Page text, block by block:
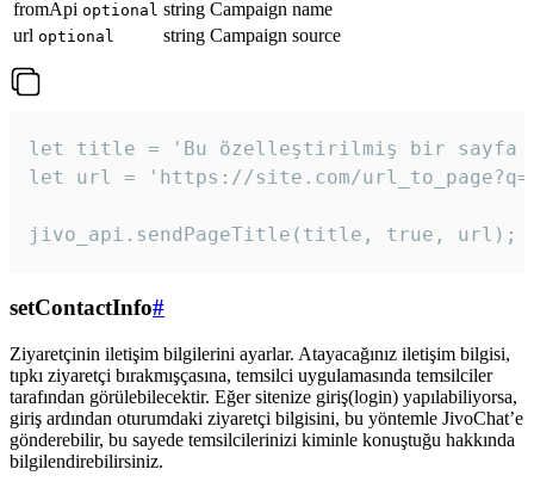
fromApi optional string Campaign name
url optional string Campaign source
let title = 'Bu özelleştirilmiş bir sayfa
let url = 'https://site.com/
jivo_api.sendPageTitle(title, true, url);
setContactInfo#
Ziyaretçinin iletişim bilgilerini ayarlar. Atayacağınız iletişim bilgisi,
tıpkı ziyaretçi bırakmışçasına, temsilci uygulamasında temsilciler
tarafından görülebilecektir. Eğer sitenize giriş(login) yapılabiliyorsa,
giriş ardından oturumdaki ziyaretçi bilgisini, bu yöntemle JivoChat’e
gönderebilir, bu sayede temsilcilerinizi kiminle konuştuğu hakkında
bilgilendirebilirsiniz.